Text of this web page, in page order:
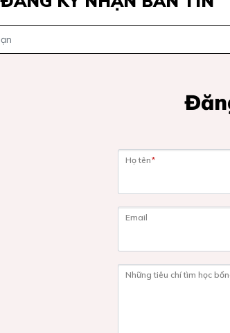
Họ tên*
Email
Những tiêu chí tìm học